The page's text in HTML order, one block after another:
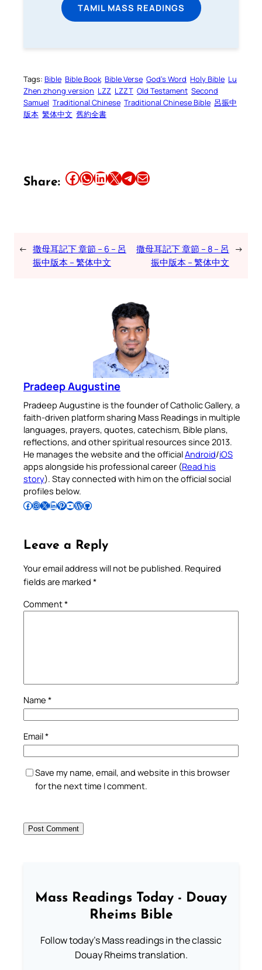
TAMIL MASS READINGS
Tags: Bible Bible Book Bible Verse God’s Word Holy Bible Lu
Zhen zhong version LZZ LZZT Old Testament Second
Samuel Traditional Chinese Traditional Chinese Bible 呂振中
版本 繁体中文 舊約全書
Share: Share this article on Facebook Share this article on WhatsApp Share this article on LinkedIn Share this article on X Share this article on TelegramEmail this Article
← 撒母耳記下 章節 – 6 – 呂
振中版本 – 繁体中文
撒母耳記下 章節 – 8 – 呂
振中版本 – 繁体中文
→
Pradeep Augustine
Pradeep Augustine is the founder of Catholic Gallery, a
faith-driven platform sharing Mass Readings in multiple
languages, prayers, quotes, catechism, Bible plans,
reflections, and other spiritual resources since 2013.
He manages the website and the officialAndroid/iOS
apps alongside his professional career (Read his
story). Stay connected with him on the official social
profiles below.
Follow Pradeep on Facebook Follow Pradeep on InstagramFollow Pradeep on X Follow Pradeep on LinkedIn Follow Pradeep on Pinterest Subscribe to Pradeep’s Youtube Channel Follow Pradeep on WordPress Follow Pradeep on GitHub
Leave a Reply
Your email address will not be published. Required
fields are marked *
Comment*
Name *
Email*
Save my name, email, and website in this browser
for the next time I comment.
Mass Readings Today - Douay
Rheims Bible
Follow today's Mass readings in the classic
Douay Rheims translation.